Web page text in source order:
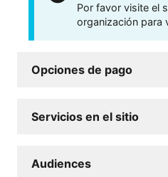
Por favor visite el
organización para
Opciones de pago
Servicios en el sitio
Audiences